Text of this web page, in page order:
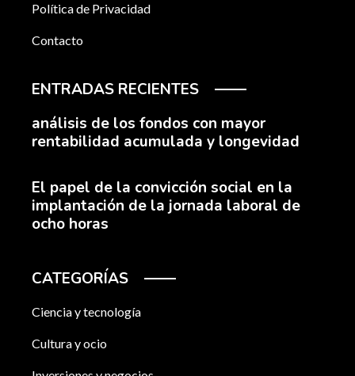
Política de Privacidad
Contacto
ENTRADAS RECIENTES
análisis de los fondos con mayor
rentabilidad acumulada y longevidad
El papel de la convicción social en la
implantación de la jornada laboral de
ocho horas
CATEGORÍAS
Ciencia y tecnología
Cultura y ocio